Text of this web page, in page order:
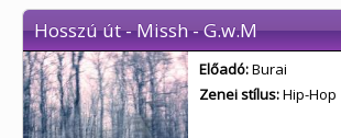
Hosszú út - Missh - G.w.M
Előadó:Burai
Zenei stílus:Hip-Hop